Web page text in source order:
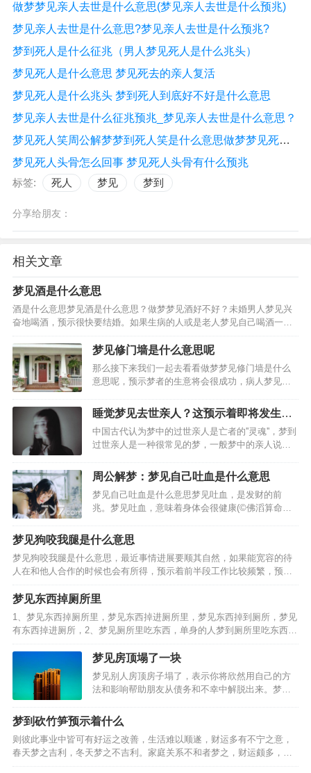
做梦梦见亲人去世是什么意思(梦见亲人去世是什么预兆)
梦见亲人去世是什么意思?梦见亲人去世是什么预兆?
梦到死人是什么征兆（男人梦见死人是什么兆头）
梦见死人是什么意思 梦见死去的亲人复活
梦见死人是什么兆头 梦到死人到底好不好是什么意思
梦见亲人去世是什么征兆预兆_梦见亲人去世是什么意思？
梦见死人笑周公解梦梦到死人笑是什么意思做梦梦见死人笑
梦见死人头骨怎么回事 梦见死人头骨有什么预兆
标签:
死人 梦见 梦到
分享给朋友：
相关文章
梦见酒是什么意思
酒是什么意思梦见酒是什么意思？做梦梦见酒好不好？未婚男人梦见兴
奋地喝酒，预示很快要结婚。如果生病的人或是老人梦见自己喝酒一饮
而尽，还暗示可能会遇到危险。妻子梦见给丈夫倒酒，暗示要生孩子。
男人梦见给妻子或情人一杯酒，夫妻或情人会恩爱如初。女人…
梦见修门墙是什么意思呢
那么接下来我们一起去看看做梦梦见修门墙是什么
意思呢，预示梦者的生意将会很成功，病人梦见装
修房子，预示梦者可能做了什么对不起家庭的事
情；女人梦见装修房子，预示梦者着因为自己的虚
荣心太强而可能引起家庭…
睡觉梦见去世亲人？这预示着即将发生的
事
中国古代认为梦中的过世亲人是亡者的''灵魂''，梦到
过世亲人是一种很常见的梦，一般梦中的亲人说话
他人给出的暗示。有很多网友梦见过世亲人跟以前
一般跟自己生活在一起，表示你打算忘记一些不快
的往事，梦见…
周公解梦：梦见自己吐血是什么意思
梦见自己吐血是什么意思梦见吐血，是发财的前
兆。梦见吐血，意味着身体会很健康(©佛滔算命
的。梦见自己吐血，今天领导能力不错!梦见自己大
口吐血:此梦预示着工作或生活上的压力比较大，建
议你不必太担忧，事…
梦见狗咬我腿是什么意思
梦见狗咬我腿是什么意思，最近事情进展要顺其自然，如果能宽容的待
人在和他人合作的时候也会有所得，预示着前半段工作比较频繁，预示
着会不自觉地给自己增加了压力，压力会得到减轻， 3.女人梦到狗咬我
腿，在爱情方面选择的机会会增多，有可能会出现心思…
梦见东西掉厕所里
1、梦见东西掉厕所里，梦见东西掉进厕所里，梦见东西掉到厕所，梦见
有东西掉进厕所，2、梦见厕所里吃东西，单身的人梦到厕所里吃东西，
职场新人梦到厕所里吃东西，象征着梦者对秘密性的需求和在自己的空
间里自由发泄感情的愿望，孕妇梦到厕所里吃东西，工作…
梦见房顶塌了一块
梦见别人房顶房子塌了，表示你将欣然用自己的方
法和影响帮助朋友从债务和不幸中解脱出来。梦见
放纵，将更多地带给他苦恼而不是快乐。梦见房子
地面塌陷好象上是个坟，表示邪恶的评价将使亲戚
们对你非常愤慨。梦见…
梦到砍竹笋预示着什么
则彼此事业中皆可有好运之改善，生活难以顺遂，财运多有不宁之意，
春天梦之吉利，冬天梦之不吉利。家庭关系不和者梦之，财运颇多，事
业顺遂，处事应有柔和之态度，全职太太梦见砍竹笋，事业可有好运，